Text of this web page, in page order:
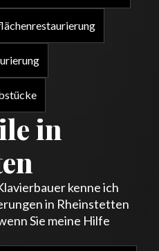
in
kenne ich
in Rheinstetten
Sie meine Hilfe